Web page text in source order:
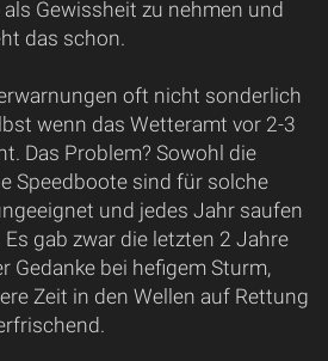
Gewissheit zu nehmen und
das schon.
oft nicht sonderlich
wenn das Wetteramt vor 2-3
Das Problem? Sowohl die
Speedboote sind für solche
und jedes Jahr saufen
gab zwar die letzten 2 Jahre
Gedanke bei hefigem Sturm,
Zeit in den Wellen auf Rettung